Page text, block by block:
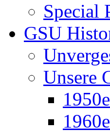
Special
GSU
Unsere